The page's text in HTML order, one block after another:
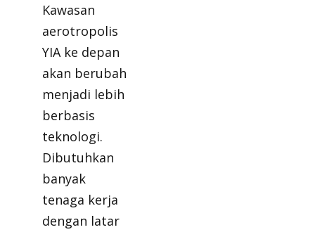
Kawasan
aerotropolis
YIA ke depan
akan berubah
menjadi lebih
berbasis
teknologi.
Dibutuhkan
banyak
tenaga kerja
dengan latar